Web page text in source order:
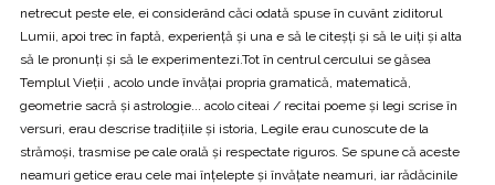
netrecut peste ele, ei considerând căci odată spuse în cuvânt ziditorul
Lumii, apoi trec în faptă, experiență și una e să le citeșți și să le uiți și alta
să le pronunți și să le experimentezi.Tot în centrul cercului se găsea
Templul Vieții , acolo unde învățai propria gramatică, matematică,
geometrie sacră și astrologie... acolo citeai / recitai poeme și legi scrise în
versuri, erau descrise tradițiile și istoria, Legile erau cunoscute de la
strămoși, trasmise pe cale orală și respectate riguros. Se spune că aceste
neamuri getice erau cele mai înțelepte și învățate neamuri, iar rădăcinile